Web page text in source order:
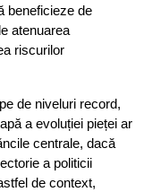
beneficieze de
atenuarea
riscurilor
de niveluri record,
a evoluției pieței ar
centrale, dacă
a politicii
de context,